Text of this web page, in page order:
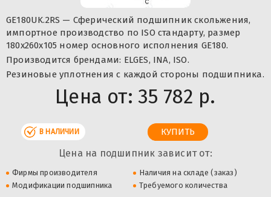
GE180UK.2RS — Сферический подшипник скольжения,
импортное производство по ISO стандарту, размер
180x260x105 номер основного исполнения GE180.
Производится брендами: ELGES, INA, ISO.
Резиновые уплотнения с каждой стороны подшипника.
Цена от: 35 782 р.
В НАЛИЧИИ
Цена на подшипник зависит от:
Фирмы производителя
Наличия на складе (заказ)
Модификации подшипника
Требуемого количества